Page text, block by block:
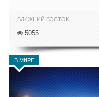
БЛИЖНИЙ ВОСТОК
5055
В МИРЕ